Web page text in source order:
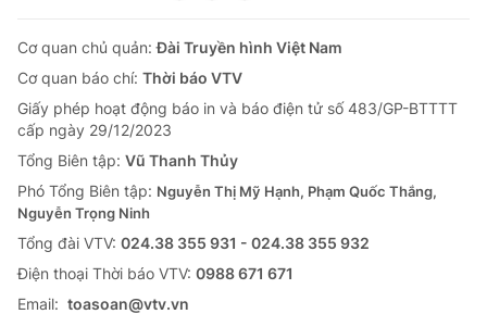
Cơ quan chủ quản:Đài Truyền hình Việt Nam
Cơ quan báo chí: Thời báo VTV
Giấy phép hoạt động báo in và báo điện tử số 483/GP-BTTTT
cấp ngày 29/12/2023
Tổng Biên tập: Vũ Thanh Thủy
Phó Tổng Biên tập: Nguyễn Thị Mỹ Hạnh, Phạm Quốc Thắng,
Nguyễn Trọng Ninh
Tổng đài VTV: 024.38 355 931 - 024.38 355 932
Ðiện thoại Thời báo VTV: 0988 671 671
Email: toasoan@vtv.vn